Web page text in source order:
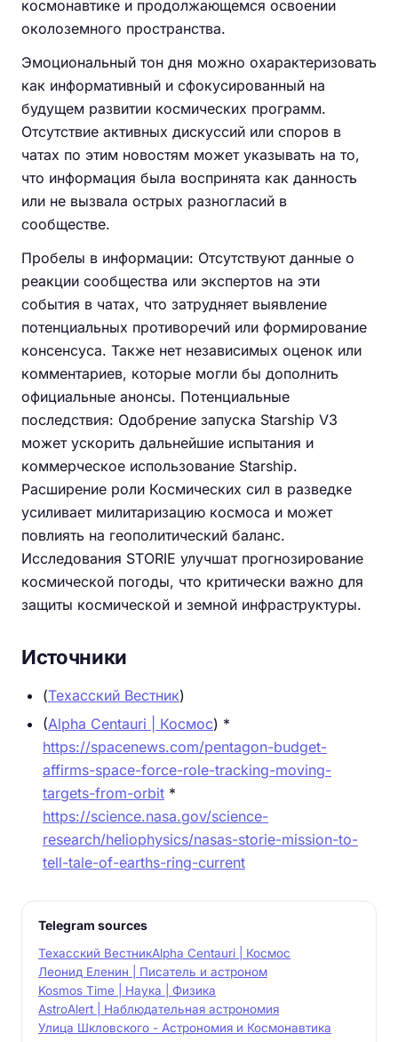
космонавтике и продолжающемся освоении
околоземного пространства.
Эмоциональный тон дня можно охарактеризовать
как информативный и сфокусированный на
будущем развитии космических программ.
Отсутствие активных дискуссий или споров в
чатах по этим новостям может указывать на то,
что информация была воспринята как данность
или не вызвала острых разногласий в
сообществе.
Пробелы в информации: Отсутствуют данные о
реакции сообщества или экспертов на эти
события в чатах, что затрудняет выявление
потенциальных противоречий или формирование
консенсуса. Также нет независимых оценок или
комментариев, которые могли бы дополнить
официальные анонсы. Потенциальные
последствия: Одобрение запуска Starship V3
может ускорить дальнейшие испытания и
коммерческое использование Starship.
Расширение роли Космических сил в разведке
усиливает милитаризацию космоса и может
повлиять на геополитический баланс.
Исследования STORIE улучшат прогнозирование
космической погоды, что критически важно для
защиты космической и земной инфраструктуры.
Источники
(Техасский Вестник)
(Alpha Centauri | Космос) *
https://spacenews.com/pentagon-budget-
affirms-space-force-role-tracking-moving-
targets-from-orbit *
https://science.nasa.gov/science-
research/heliophysics/nasas-storie-mission-to-
tell-tale-of-earths-ring-current
Telegram sources
Техасский ВестникAlpha Centauri | Космос
Леонид Еленин | Писатель и астроном
Kosmos Time | Наука | Физика
AstroAlert | Наблюдательная астрономия
Улица Шкловского - Астрономия и Космонавтика